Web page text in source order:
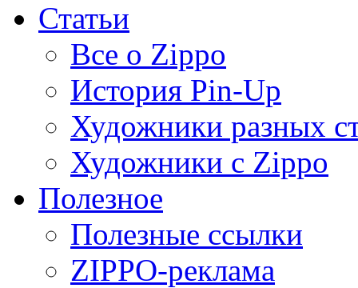
Статьи
Все о Zippo
История Pin-Up
Художники разных
Художники с Zippo
Полезное
Полезные ссылки
ZIPPO-реклама